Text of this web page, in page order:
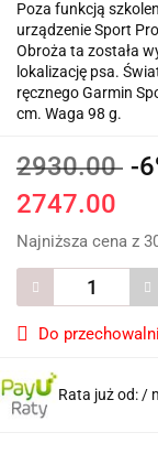
Poza funkcją
urządzenie Sport
Obroża ta została
lokalizację psa.
ręcznego Garmin
cm. Waga 98 g.
2930.00 -
2747.00
Najniższa cena z
Do przechowalni
Rata już od: /